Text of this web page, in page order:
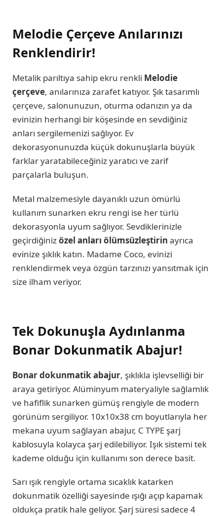
Melodie Çerçeve Anılarınızı
Renklendirir!
Metalik parıltıya sahip ekru renkli Melodie
çerçeve, anılarınıza zarafet katıyor. Şık tasarımlı
çerçeve, salonunuzun, oturma odanızın ya da
evinizin herhangi bir köşesinde en sevdiğiniz
anları sergilemenizi sağlıyor. Ev
dekorasyonunuzda küçük dokunuşlarla büyük
farklar yaratabileceğiniz yaratıcı ve zarif
parçalarla buluşun.
Metal malzemesiyle dayanıklı uzun ömürlü
kullanım sunarken ekru rengi ise her türlü
dekorasyonla uyum sağlıyor. Sevdiklerinizle
geçirdiğinizözel anları ölümsüzleştirin ayrıca
evinize şıklık katın. Madame Coco, evinizi
renklendirmek veya özgün tarzınızı yansıtmak için
size ilham veriyor.
Tek Dokunuşla Aydınlanma
Bonar Dokunmatik Abajur!
Bonar dokunmatik abajur, şıklıkla işlevselliği bir
araya getiriyor. Alüminyum materyaliyle sağlamlık
ve hafiflik sunarken gümüş rengiyle de modern
görünüm sergiliyor. 10x10x38 cm boyutlarıyla her
mekana uyum sağlayan abajur, C TYPE şarj
kablosuyla kolayca şarj edilebiliyor. Işık sistemi tek
kademe olduğu için kullanımı son derece basit.
Sarı ışık rengiyle ortama sıcaklık katarken
dokunmatik özelliği sayesinde ışığı açıp kapamak
oldukça pratik hale geliyor. Şarj süresi sadece 4